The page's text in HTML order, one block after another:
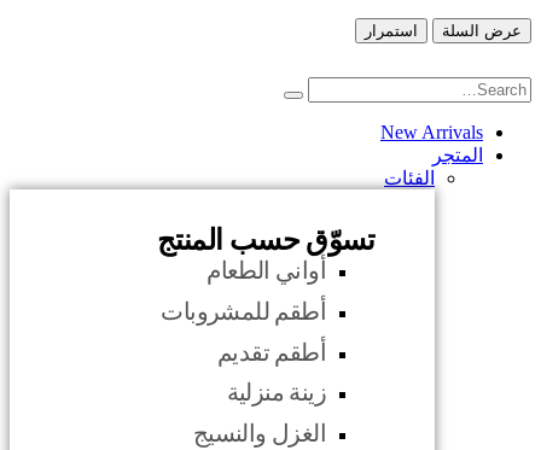
عرض السلة استمرار
New Arrivals
المتجر
الفئات
تسوّق حسب المنتج
أواني الطعام
أطقم للمشروبات
أطقم تقديم
زينة منزلية
الغزل والنسيج